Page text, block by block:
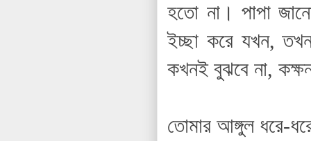
হতো না। পাপা
ইচ্ছা করে যখন,
কখনই বুঝবে না,
তোমার আঙ্গুল ধরে-